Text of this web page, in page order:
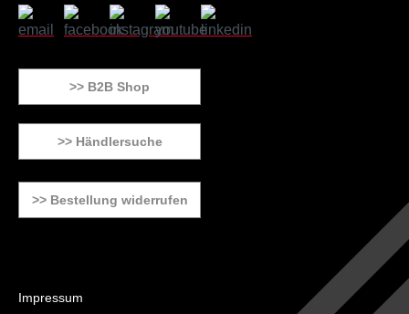
>> B2B Shop
>> Händlersuche
>> Bestellung widerrufen
Impressum